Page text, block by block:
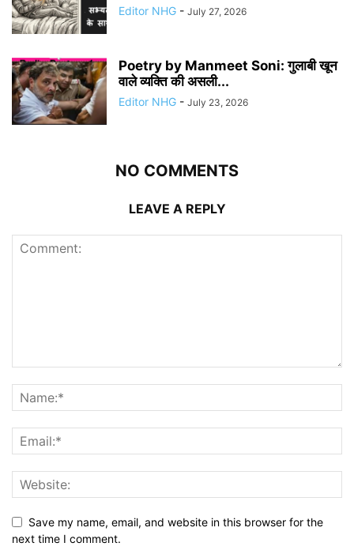
Editor NHG - July 27, 2026
Poetry by Manmeet Soni: गुलाबी खून
वाले व्यक्ति की असली...
Editor NHG - July 23, 2026
NO COMMENTS
LEAVE A REPLY
Save my name, email, and website in this browser for the
next time I comment.